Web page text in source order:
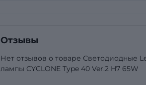
Отзывы
Нет отзывов о товаре Светодиодные
лампы CYCLONE Type 40 Ver.2 H7 65W